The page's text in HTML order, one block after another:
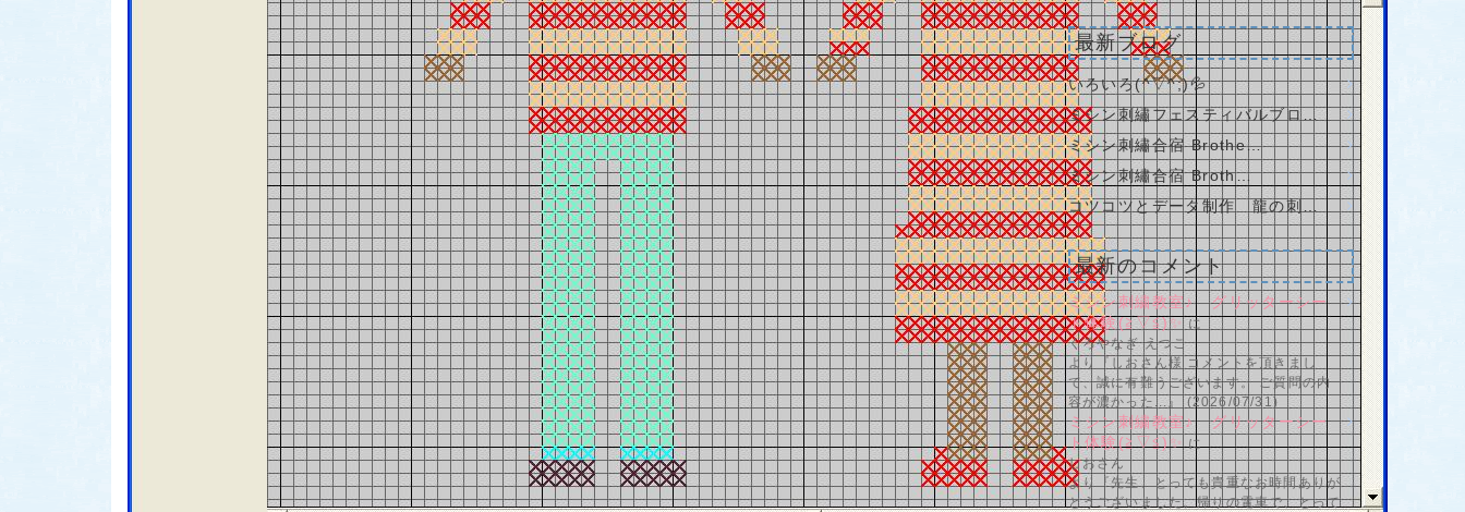
最新ブログ
いろいろ(^▽^;)💦
ミシン刺繡フェスティバルブロ…
ミシン刺繡合宿 Brothe…
ミシン刺繡合宿 Broth…
コツコツとデータ制作 龍の刺…
最新のコメント
ミシン刺繍教室♪ グリッターシー
ト体験(≧▽≦)✨に
くろやなぎ えつこ
より『しおさん様 コメントを頂きまし
て、誠に有難うございます。 ご質問の内
容が濃かった...』 (2026/07/31)
ミシン刺繍教室♪ グリッターシー
ト体験(≧▽≦)✨ に
しおさん
より『先生、とっても貴重なお時間ありが
とうございました。帰りの電車で、とって